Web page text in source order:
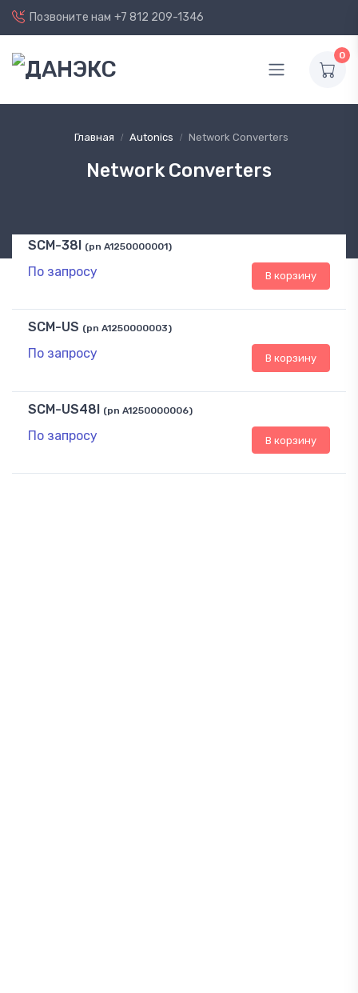
Позвоните нам +7 812 209-1346
0
Главная Autonics Network Converters
Network Converters
SCM-38I (pn A1250000001)
По запросу В корзину
SCM-US (pn A1250000003)
По запросу В корзину
SCM-US48I (pn A1250000006)
По запросу В корзину